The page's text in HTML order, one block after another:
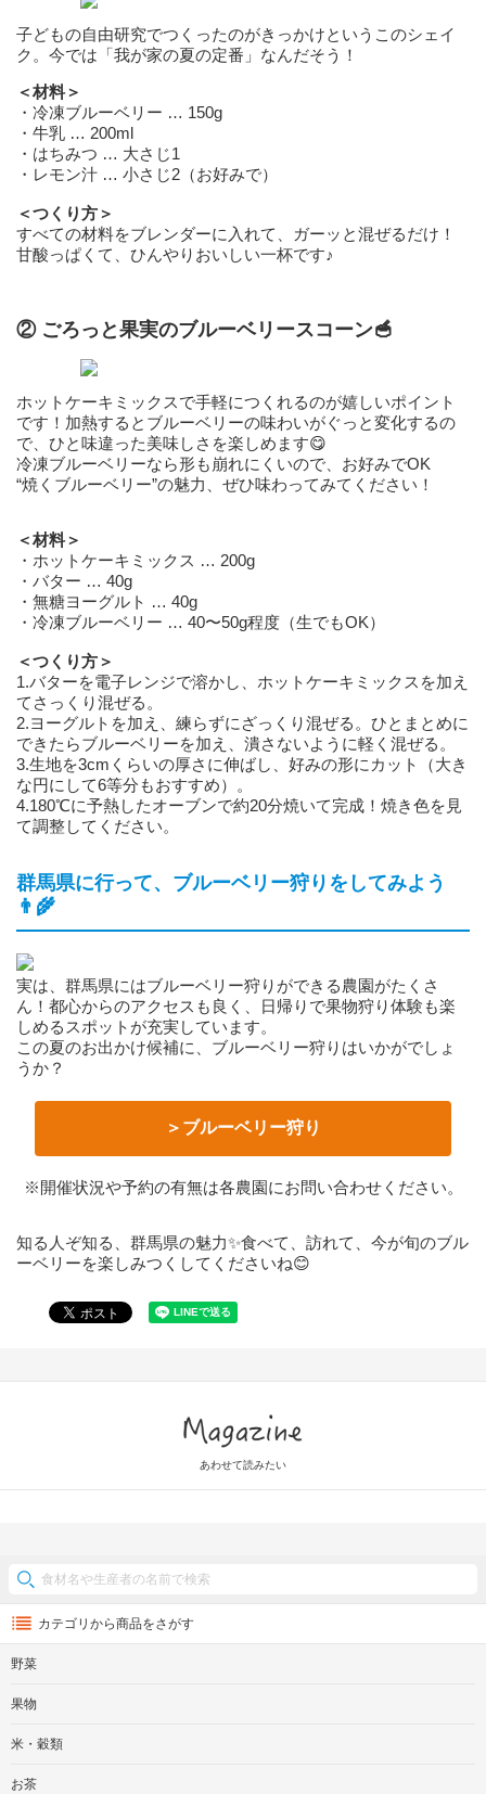
子どもの自由研究でつくったのがきっかけというこのシェイ
ク。今では「我が家の夏の定番」なんだそう！
＜材料＞
・冷凍ブルーベリー … 150g
・牛乳 … 200ml
・はちみつ … 大さじ1
・レモン汁 … 小さじ2（お好みで）
＜つくり方＞
すべての材料をブレンダーに入れて、ガーッと混ぜるだけ！
甘酸っぱくて、ひんやりおいしい一杯です♪
② ごろっと果実のブルーベリースコーン🥣
ホットケーキミックスで手軽につくれるのが嬉しいポイント
です！加熱するとブルーベリーの味わいがぐっと変化するの
で、ひと味違った美味しさを楽しめます😋
冷凍ブルーベリーなら形も崩れにくいので、お好みでOK
“焼くブルーベリー”の魅力、ぜひ味わってみてください！
＜材料＞
・ホットケーキミックス … 200g
・バター … 40g
・無糖ヨーグルト … 40g
・冷凍ブルーベリー … 40〜50g程度（生でもOK）
＜つくり方＞
1.バターを電子レンジで溶かし、ホットケーキミックスを加え
てさっくり混ぜる。
2.ヨーグルトを加え、練らずにざっくり混ぜる。ひとまとめに
できたらブルーベリーを加え、潰さないように軽く混ぜる。
3.生地を3cmくらいの厚さに伸ばし、好みの形にカット（大き
な円にして6等分もおすすめ）。
4.180℃に予熱したオーブンで約20分焼いて完成！焼き色を見
て調整してください。
群馬県に行って、ブルーベリー狩りをしてみよう
👨‍🌾
実は、群馬県にはブルーベリー狩りができる農園がたくさ
ん！都心からのアクセスも良く、日帰りで果物狩り体験も楽
しめるスポットが充実しています。
この夏のお出かけ候補に、ブルーベリー狩りはいかがでしょ
うか？
＞ブルーベリー狩り
※開催状況や予約の有無は各農園にお問い合わせください。
知る人ぞ知る、群馬県の魅力✨食べて、訪れて、今が旬のブル
ーベリーを楽しみつくしてくださいね😊
あわせて読みたい
カテゴリから商品をさがす
野菜
果物
米・穀類
お茶